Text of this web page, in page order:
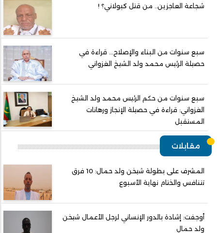
شجاعة العاجزين.. من قتل كبولاني؟ !
سبع سنوات من البناء والإصلاح... قراءة في
حصيلة الرئيس محمد ولد الشيخ الغزواني
سبع سنوات من حكم الرئيس محمد ولد الشيخ
الغزواني: قراءة في حصيلة الإنجاز ورهانات
المستقبل
مقابلات
المشرف على بطولة شيخن ولد حمال: 10 فرق
تتنافس والختام نهاية الأسبوع
أوجفت: إشادة بالدور الإنساني لرجل الأعمال شيخن
ولد حمال